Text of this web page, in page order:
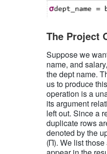
The Project
Suppose we
name, and
the dept name.
us to produce
operation is a
its argument
left out. Since a
duplicate rows
denoted by the
(Π). We list